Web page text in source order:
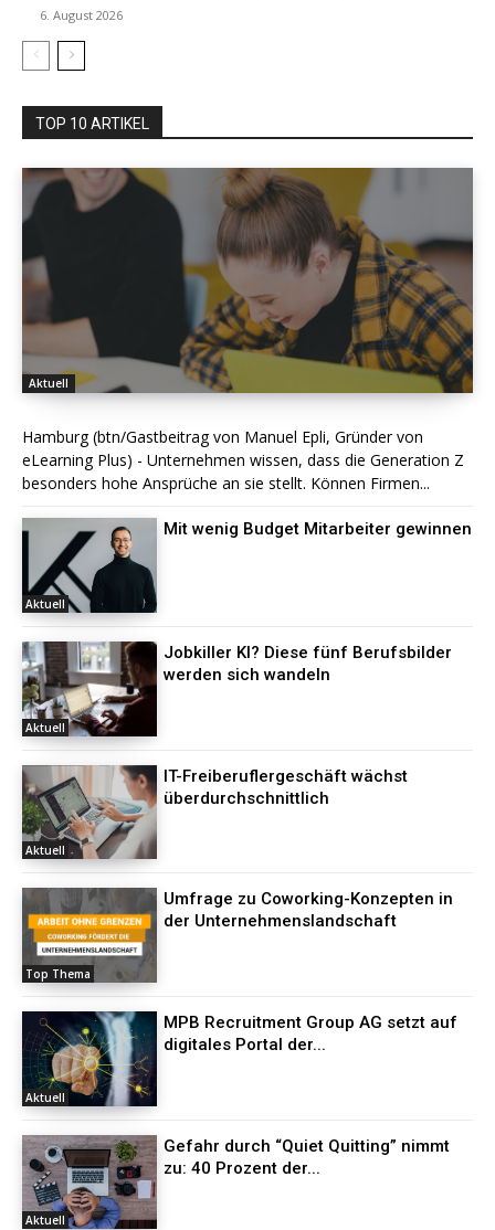
6. August 2026
TOP 10 ARTIKEL
Aktuell
Hamburg (btn/Gastbeitrag von Manuel Epli, Gründer von
eLearning Plus) - Unternehmen wissen, dass die Generation Z
besonders hohe Ansprüche an sie stellt. Können Firmen...
Aktuell
Mit wenig Budget Mitarbeiter gewinnen
Aktuell
Jobkiller KI? Diese fünf Berufsbilder
werden sich wandeln
Aktuell
IT-Freiberuflergeschäft wächst
überdurchschnittlich
Top Thema
Umfrage zu Coworking-Konzepten in
der Unternehmenslandschaft
Aktuell
MPB Recruitment Group AG setzt auf
digitales Portal der...
Aktuell
Gefahr durch “Quiet Quitting” nimmt
zu: 40 Prozent der...